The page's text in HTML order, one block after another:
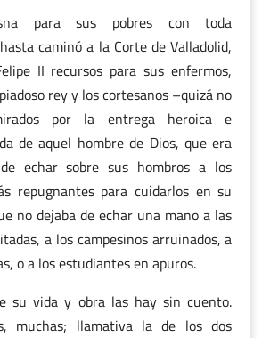
para sus pobres con toda
caminó a la Corte de Valladolid,
II recursos para sus enfermos,
rey y los cortesanos –quizá no
por la entrega heroica e
de aquel hombre de Dios, que era
echar sobre sus hombros a los
repugnantes para cuidarlos en su
no dejaba de echar una mano a las
a los campesinos arruinados, a
o a los estudiantes en apuros.
su vida y obra las hay sin cuento.
muchas; llamativa la de los dos